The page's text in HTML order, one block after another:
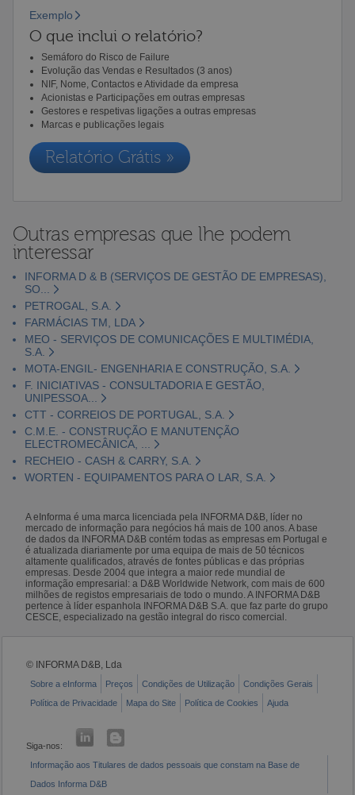
Exemplo
O que inclui o relatório?
Semáforo do Risco de Failure
Evolução das Vendas e Resultados (3 anos)
NIF, Nome, Contactos e Atividade da empresa
Acionistas e Participações em outras empresas
Gestores e respetivas ligações a outras empresas
Marcas e publicações legais
Relatório Grátis »
Outras empresas que lhe podem
interessar
INFORMA D & B (SERVIÇOS DE GESTÃO DE EMPRESAS),
SO...
PETROGAL, S.A.
FARMÁCIAS TM, LDA
MEO - SERVIÇOS DE COMUNICAÇÕES E MULTIMÉDIA,
S.A.
MOTA-ENGIL- ENGENHARIA E CONSTRUÇÃO, S.A.
F. INICIATIVAS - CONSULTADORIA E GESTÃO,
UNIPESSOA...
CTT - CORREIOS DE PORTUGAL, S.A.
C.M.E. - CONSTRUÇÃO E MANUTENÇÃO
ELECTROMECÂNICA, ...
RECHEIO - CASH & CARRY, S.A.
WORTEN - EQUIPAMENTOS PARA O LAR, S.A.
A eInforma é uma marca licenciada pela INFORMA D&B, líder no
mercado de informação para negócios há mais de 100 anos. A base
de dados da INFORMA D&B contém todas as empresas em Portugal e
é atualizada diariamente por uma equipa de mais de 50 técnicos
altamente qualificados, através de fontes públicas e das próprias
empresas. Desde 2004 que integra a maior rede mundial de
informação empresarial: a D&B Worldwide Network, com mais de 600
milhões de registos empresariais de todo o mundo. A INFORMA D&B
pertence à líder espanhola INFORMA D&B S.A. que faz parte do grupo
CESCE, especializado na gestão integral do risco comercial.
© INFORMA D&B, Lda
Sobre a eInforma Preços Condições de Utilização
Condições Gerais
Política de Privacidade
Mapa do Site Política de Cookies Ajuda
Siga-nos:
Informação aos Titulares de dados pessoais que constam na Base de
Dados Informa D&B